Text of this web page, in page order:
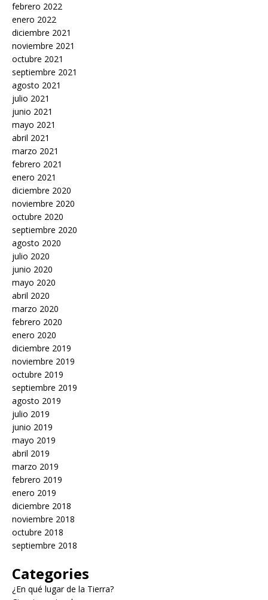
febrero 2022
enero 2022
diciembre 2021
noviembre 2021
octubre 2021
septiembre 2021
agosto 2021
julio 2021
junio 2021
mayo 2021
abril 2021
marzo 2021
febrero 2021
enero 2021
diciembre 2020
noviembre 2020
octubre 2020
septiembre 2020
agosto 2020
julio 2020
junio 2020
mayo 2020
abril 2020
marzo 2020
febrero 2020
enero 2020
diciembre 2019
noviembre 2019
octubre 2019
septiembre 2019
agosto 2019
julio 2019
junio 2019
mayo 2019
abril 2019
marzo 2019
febrero 2019
enero 2019
diciembre 2018
noviembre 2018
octubre 2018
septiembre 2018
Categories
¿En qué lugar de la Tierra?